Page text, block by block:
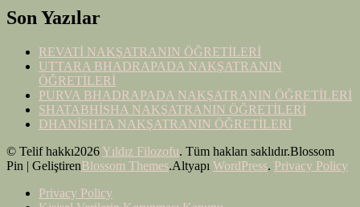
Son Yazılar
REVATİ NAKŞATRANIN ÖĞRETİLERİ
UTTARA BHADRAPADA NAKŞATRANIN
ÖĞRETİLERİ
PURVA BHADRAPADA NAKŞATRANIN ÖĞRETİLERİ
SHATABHİSHA NAKŞATRANIN ÖĞRETİLERİ
DHANİSHTA NAKŞATRANIN ÖĞRETİLERİ
© Telif hakkı2026Yıldız Filozofu. Tüm hakları saklıdır.Blossom
Pin | GeliştirenBlossom Themes.Altyapı WordPress. Privacy Policy
Privacy Policy